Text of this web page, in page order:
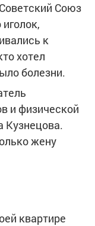
Союз
к
хотел
болезни.
и физической
Кузнецова.
жену
квартире